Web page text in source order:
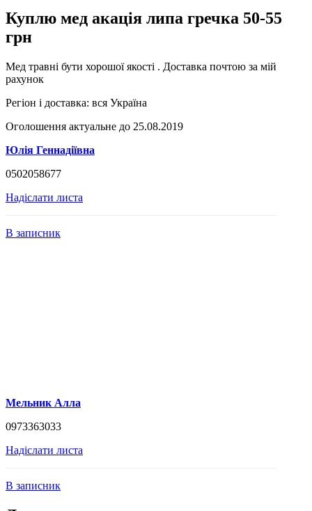
Куплю мед акація липа гречка 50-55
грн
Мед травні бути хорошої якості . Доставка почтою за мій
рахунок
Регіон і доставка: вся Україна
Оголошення актуальне до 25.08.2019
Юлія Геннадіївна
0502058677
Надіслати листа
В записник
Мельник Алла
0973363033
Надіслати листа
В записник